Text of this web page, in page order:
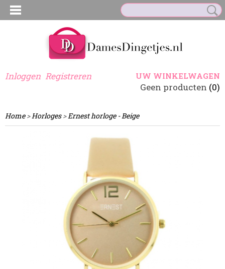
Inloggen Registreren UW WINKELWAGEN
Geen producten (0)
Home>Horloges>Ernest horloge - Beige